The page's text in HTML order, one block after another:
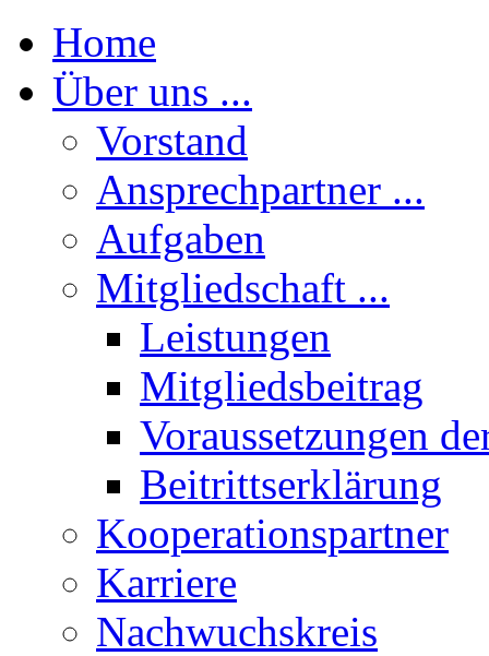
Home
Über uns ...
Vorstand
Ansprechpartner ...
Aufgaben
Mitgliedschaft ...
Leistungen
Mitgliedsbeitrag
Voraussetzungen
Beitrittserklärung
Kooperationspartner
Karriere
Nachwuchskreis